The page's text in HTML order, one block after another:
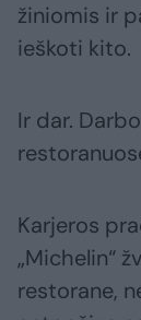
žiniomis ir
ieškoti kito.
Ir dar.
Karjeros
„Michelin“
restorane,